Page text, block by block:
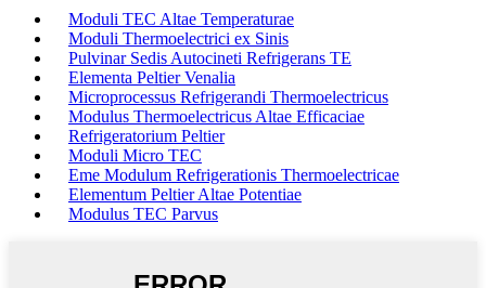
Moduli TEC Altae Temperaturae
Moduli Thermoelectrici ex Sinis
Pulvinar Sedis Autocineti Refrigerans TE
Elementa Peltier Venalia
Microprocessus Refrigerandi Thermoelectricus
Modulus Thermoelectricus Altae Efficaciae
Refrigeratorium Peltier
Moduli Micro TEC
Eme Modulum Refrigerationis Thermoelectricae
Elementum Peltier Altae Potentiae
Modulus TEC Parvus